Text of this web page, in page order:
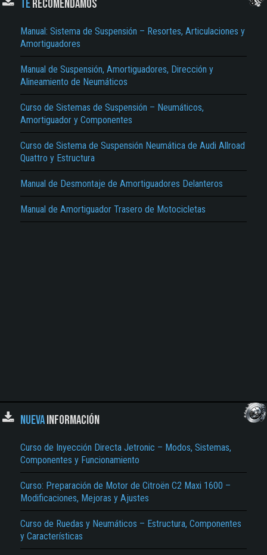
TE RECOMENDAMOS
Manual: Sistema de Suspensión – Resortes, Articulaciones y
Amortiguadores
Manual de Suspensión, Amortiguadores, Dirección y
Alineamiento de Neumáticos
Curso de Sistemas de Suspensión – Neumáticos,
Amortiguador y Componentes
Curso de Sistema de Suspensión Neumática de Audi Allroad
Quattro y Estructura
Manual de Desmontaje de Amortiguadores Delanteros
Manual de Amortiguador Trasero de Motocicletas
NUEVAINFORMACIÓN
Curso de Inyección Directa Jetronic – Modos, Sistemas,
Componentes y Funcionamiento
Curso: Preparación de Motor de Citroën C2 Maxi 1600 –
Modificaciones, Mejoras y Ajustes
Curso de Ruedas y Neumáticos – Estructura, Componentes
y Características
El Título es incorrecto según el contenido.
Texto o Imagen de portada son erróneos.
No carga o no se visualiza el contenido.